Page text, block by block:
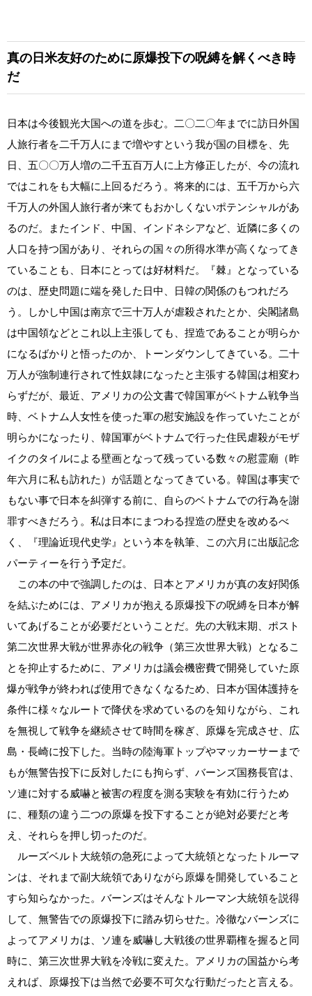
真の日米友好のために原爆投下の呪縛を解くべき時
だ
日本は今後観光大国への道を歩む。二〇二〇年までに訪日外国
人旅行者を二千万人にまで増やすという我が国の目標を、先
日、五〇〇万人増の二千五百万人に上方修正したが、今の流れ
ではこれをも大幅に上回るだろう。将来的には、五千万から六
千万人の外国人旅行者が来てもおかしくないポテンシャルがあ
るのだ。またインド、中国、インドネシアなど、近隣に多くの
人口を持つ国があり、それらの国々の所得水準が高くなってき
ていることも、日本にとっては好材料だ。『棘』となっている
のは、歴史問題に端を発した日中、日韓の関係のもつれだろ
う。しかし中国は南京で三十万人が虐殺されたとか、尖閣諸島
は中国領などとこれ以上主張しても、捏造であることが明らか
になるばかりと悟ったのか、トーンダウンしてきている。二十
万人が強制連行されて性奴隷になったと主張する韓国は相変わ
らずだが、最近、アメリカの公文書で韓国軍がベトナム戦争当
時、ベトナム人女性を使った軍の慰安施設を作っていたことが
明らかになったり、韓国軍がベトナムで行った住民虐殺がモザ
イクのタイルによる壁画となって残っている数々の慰霊廟（昨
年六月に私も訪れた）が話題となってきている。韓国は事実で
もない事で日本を糾弾する前に、自らのベトナムでの行為を謝
罪すべきだろう。私は日本にまつわる捏造の歴史を改めるべ
く、『理論近現代史学』という本を執筆、この六月に出版記念
パーティーを行う予定だ。
この本の中で強調したのは、日本とアメリカが真の友好関係
を結ぶためには、アメリカが抱える原爆投下の呪縛を日本が解
いてあげることが必要だということだ。先の大戦末期、ポスト
第二次世界大戦が世界赤化の戦争（第三次世界大戦）となるこ
とを抑止するために、アメリカは議会機密費で開発していた原
爆が戦争が終われば使用できなくなるため、日本が国体護持を
条件に様々なルートで降伏を求めているのを知りながら、これ
を無視して戦争を継続させて時間を稼ぎ、原爆を完成させ、広
島・長崎に投下した。当時の陸海軍トップやマッカーサーまで
もが無警告投下に反対したにも拘らず、バーンズ国務長官は、
ソ連に対する威嚇と被害の程度を測る実験を有効に行うため
に、種類の違う二つの原爆を投下することが絶対必要だと考
え、それらを押し切ったのだ。
ルーズベルト大統領の急死によって大統領となったトルーマ
ンは、それまで副大統領でありながら原爆を開発していること
すら知らなかった。バーンズはそんなトルーマン大統領を説得
して、無警告での原爆投下に踏み切らせた。冷徹なバーンズに
よってアメリカは、ソ連を威嚇し大戦後の世界覇権を握ると同
時に、第三次世界大戦を冷戦に変えた。アメリカの国益から考
えれば、原爆投下は当然で必要不可欠な行動だったと言える。